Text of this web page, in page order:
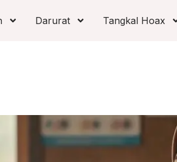
Darurat Tangkal Hoax